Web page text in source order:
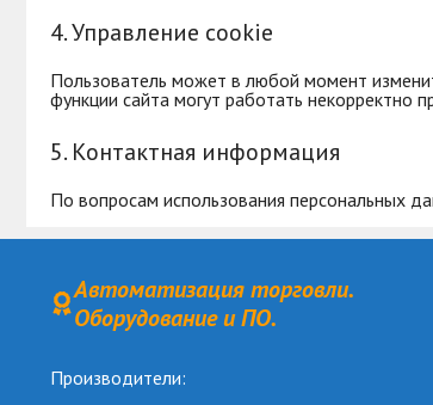
4. Управление cookie
Пользователь может в любой момент
функции сайта могут работать некорректно
5. Контактная информация
По вопросам использования персональных
Автоматизация торговли.
Оборудование и ПО.
Производители: